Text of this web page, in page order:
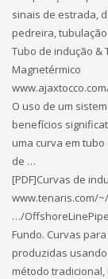
sinais de estrada,
pedreira,
Tubo de indução &
Magnetérmico
O uso de um
benefícios
uma curva em
de …
[PDF]Curvas de
www.tenaris.com/~/
…/
Fundo. Curvas
produzidas
método tradicional,